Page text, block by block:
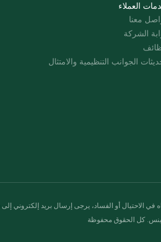
العملاء
معنا
الشركة
الجوانب التنظيمية والامتثال
في الاحتيال أو الفساد، يرجى إرسال بريد إلكتروني إلى